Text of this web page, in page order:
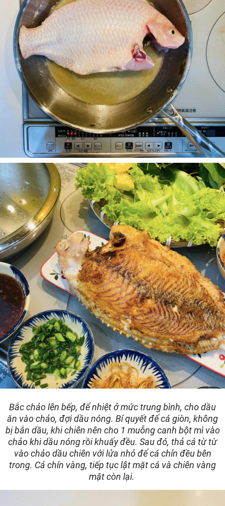
Bắc chảo lên bếp, để nhiệt ở mức trung bình, cho dầu
ăn vào chảo, đợi dầu nóng. Bí quyết để cá giòn, không
bị bắn dầu, khi chiên nên cho 1 muỗng canh bột mì vào
chảo khi dầu nóng rồi khuấy đều. Sau đó, thả cá từ từ
vào chảo dầu chiên với lửa nhỏ để cá chín đều bên
trong. Cá chín vàng, tiếp tục lật mặt cá và chiên vàng
mặt còn lại.